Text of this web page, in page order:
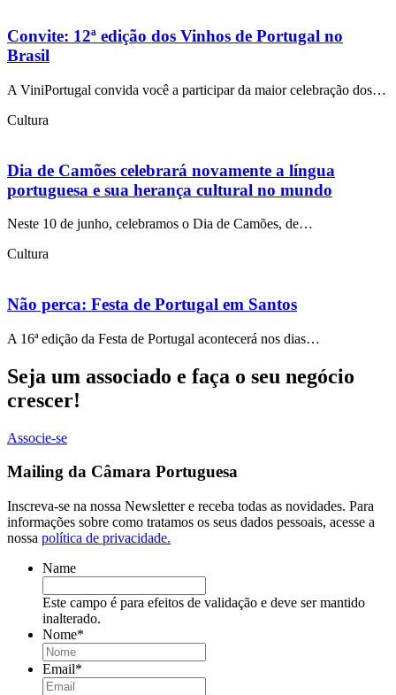
Convite: 12ª edição dos Vinhos de Portugal no
Brasil
A ViniPortugal convida você a participar da maior celebração dos…
Cultura
Dia de Camões celebrará novamente a língua
portuguesa e sua herança cultural no mundo
Neste 10 de junho, celebramos o Dia de Camões, de…
Cultura
Não perca: Festa de Portugal em Santos
A 16ª edição da Festa de Portugal acontecerá nos dias…
Seja um associado e faça o seu negócio
crescer!
Associe-se
Mailing da Câmara Portuguesa
Inscreva-se na nossa Newsletter e receba todas as novidades. Para
informações sobre como tratamos os seus dados pessoais, acesse a
nossa política de privacidade.
Name
Este campo é para efeitos de validação e deve ser mantido
inalterado.
Nome*
Email*